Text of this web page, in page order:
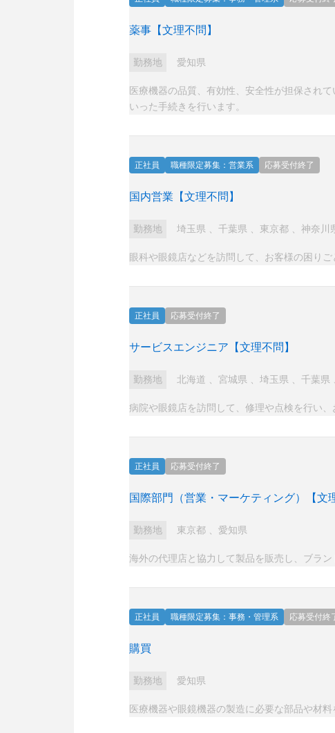
薬事【文理不問】
勤務地 愛知県
医療機器の品質、有効性、安全性が担保され
いった手続きを行います。
正社員 職種限定募集：営業系 応募受付終了
国内営業【文理不問】
勤務地 埼玉県 千葉県 東京都 神奈川
眼科や眼鏡店などを訪問して、お客様の困り
正社員 応募受付終了
サービスエンジニア【文理不問】
勤務地 北海道 宮城県 埼玉県 千葉県
病院や眼鏡店を訪問して、修理や点検を行い
正社員 応募受付終了
国際部門（営業・マーケティング）【文
勤務地 東京都 愛知県
海外の代理店と協力して製品を販売し、ブラ
正社員 職種限定募集：事務・管理系 応募受付終
購買
勤務地 愛知県
医療機器や眼鏡機器の製造に必要な部品や材料